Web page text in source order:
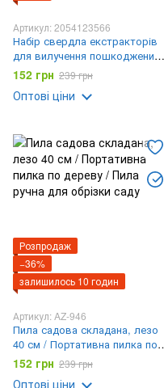
Артикул: 2054123566
Набір свердла екстракторів
для вилучення пошкоджених
гвинтів 4 шт
152 грн 239 грн
Оптові ціни
Розпродаж
−36%
залишилось 10 годин
Артикул: AZ-946
Пила садова складана, лезо
40 см / Портативна пилка по
дереву / Пила ручна для
обрізки саду
152 грн 239 грн
Оптові ціни